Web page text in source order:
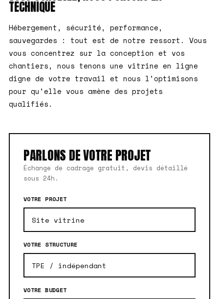
TECHNIQUE
Hébergement, sécurité, performance,
sauvegardes : tout est de notre ressort. Vous
vous concentrez sur la conception et vos
chantiers, nous tenons une vitrine en ligne
digne de votre travail et nous l'optimisons
pour qu'elle vous amène des projets
qualifiés.
PARLONS DE VOTRE PROJET
Échange de cadrage gratuit, devis détaillé
sous 24h.
VOTRE PROJET
VOTRE STRUCTURE
VOTRE BUDGET